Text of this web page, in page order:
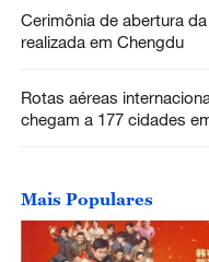
Cerimônia de abertura
realizada em Chengdu
Rotas aéreas
chegam a 177 cidades
Mais Populares